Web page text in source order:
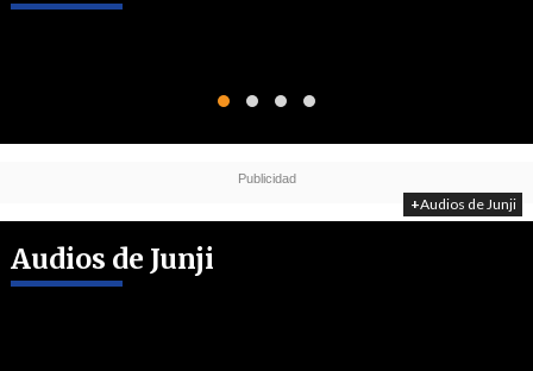
Audios de Junji
+Audios de Junji